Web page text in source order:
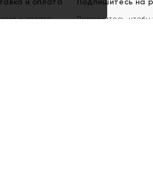
и оплата
Подпишитесь, чтобы